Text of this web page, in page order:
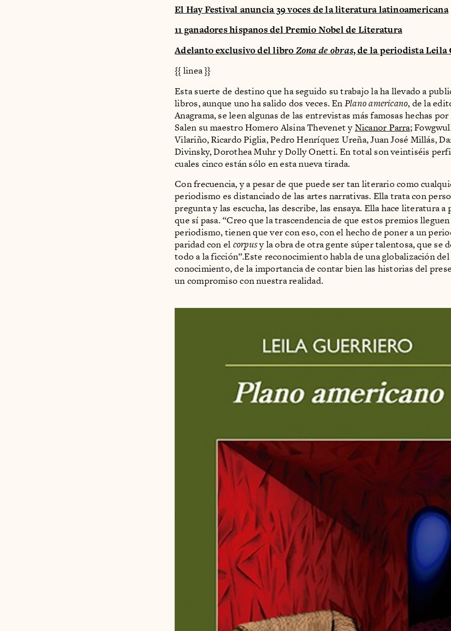
El Hay Festival anuncia 39 voces de la literatura latinoamericana
11 ganadores hispanos del Premio Nobel de Literatura
Adelanto exclusivo del libro Zona de obras, de la periodista
{{ linea }}
Esta suerte de destino que ha seguido su trabajo la ha llevado a
libros, aunque uno ha salido dos veces. En Plano americano, de la
Anagrama, se leen algunas de las entrevistas más famosas hechas
Salen su maestro Homero Alsina Thevenet y Nicanor Parra;
Vilariño, Ricardo Piglia, Pedro Henríquez Ureña, Juan José Millás,
Divinsky, Dorothea Muhr y Dolly Onetti. En total son veintiséis
cuales cinco están sólo en esta nueva tirada.
Con frecuencia, y a pesar de que puede ser tan literario como
periodismo es distanciado de las artes narrativas. Ella trata con
pregunta y las escucha, las describe, las ensaya. Ella hace literatura
que sí pasa. “Creo que la trascendencia de que estos premios
periodismo, tienen que ver con eso, con el hecho de poner a un
paridad con el corpusy la obra de otra gente súper talentosa, que se
todo a la ficción”.Este reconocimiento habla de una globalización del
conocimiento, de la importancia de contar bien las historias del
un compromiso con nuestra realidad.